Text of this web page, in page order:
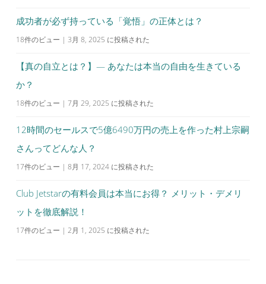
成功者が必ず持っている「覚悟」の正体とは？
18件のビュー | 3月 8, 2025 に投稿された
【真の自立とは？】— あなたは本当の自由を生きている
か？
18件のビュー | 7月 29, 2025 に投稿された
12時間のセールスで5億6490万円の売上を作った村上宗嗣
さんってどんな人？
17件のビュー | 8月 17, 2024 に投稿された
Club Jetstarの有料会員は本当にお得？ メリット・デメリ
ットを徹底解説！
17件のビュー | 2月 1, 2025 に投稿された